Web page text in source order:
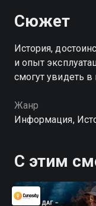
Сюжет
История,
и опыт
смогут увидеть
Жанр
Информация,
С этим